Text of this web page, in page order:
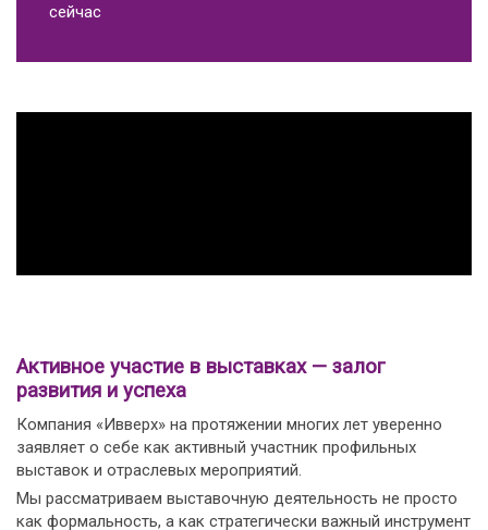
сейчас
Активное участие в выставках — залог
развития и успеха
Компания «Ивверх» на протяжении многих лет уверенно
заявляет о себе как активный участник профильных
выставок и отраслевых мероприятий.
Мы рассматриваем выставочную деятельность не просто
как формальность, а как стратегически важный инструмент